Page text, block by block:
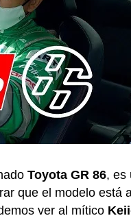
Toyota GR 86, es
que el modelo está
ver al mítico